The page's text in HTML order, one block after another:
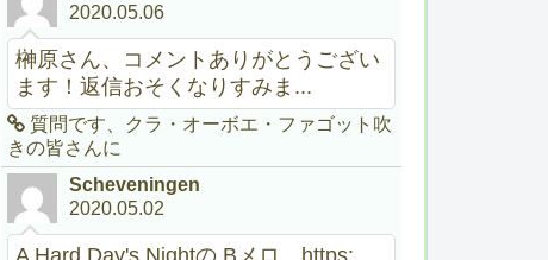
2020.05.06
榊原さん、コメントありがとうござい
ます！返信おそくなりすみま...
質問です、クラ・オーボエ・ファゴット吹
きの皆さんに
Scheveningen
2020.05.02
A Hard Day's Nightの Bメロ。https:...